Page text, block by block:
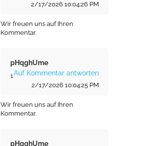
2/17/2026 10:04:26 PM
Wir freuen uns auf Ihren
Kommentar.
pHqghUme
Auf Kommentar antworten
1
2/17/2026 10:04:25 PM
Wir freuen uns auf Ihren
Kommentar.
pHqghUme